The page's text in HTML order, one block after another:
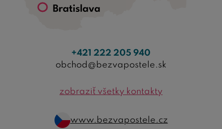
+421 222 205 940
obchod@bezvapostele.sk
zobraziť všetky kontakty
www.bezvapostele.cz